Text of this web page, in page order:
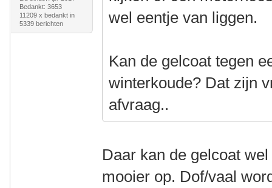
Bedankt: 3653
11209 x bedankt in
5339 berichten
wel eentje van liggen.
Kan de gelcoat tegen
winterkoude? Dat zijn
afvraag..
Daar kan de gelcoat
mooier op. Dof/vaal